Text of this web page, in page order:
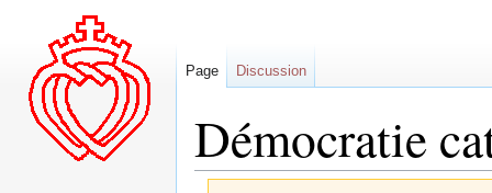
Démocratie
Page Discussion